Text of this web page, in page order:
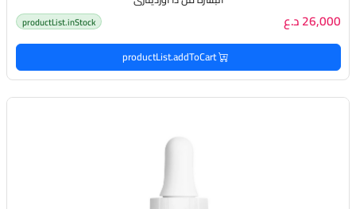
26,000 د.ع productList.inStock
productList.addToCart